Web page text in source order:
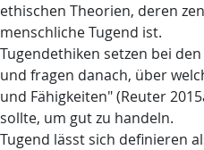
ethischen Theorien, deren
menschliche Tugend ist.
Tugendethiken setzen bei
und fragen danach, über
und Fähigkeiten" (Reuter
sollte, um gut zu handeln.
Tugend lässt sich definieren